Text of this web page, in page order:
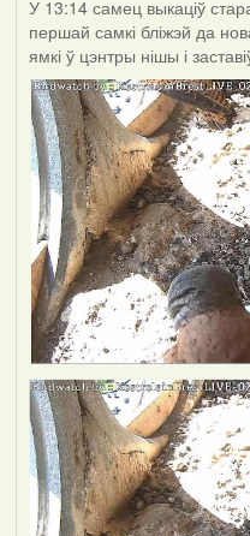
У 13:14 самец выкаціў
першай самкі бліжэй да
ямкі ў цэнтры нішы і